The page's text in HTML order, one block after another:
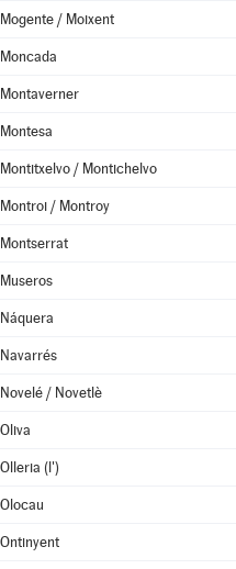
Mogente / Moixent
Moncada
Montaverner
Montesa
Montitxelvo / Montichelvo
Montroi / Montroy
Montserrat
Museros
Náquera
Navarrés
Novelé / Novetlè
Oliva
Olleria (l')
Olocau
Ontinyent